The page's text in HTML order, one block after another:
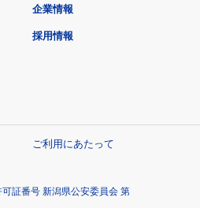
企業情報
採用情報
ご利用にあたって
証番号 新潟県公安委員会 第